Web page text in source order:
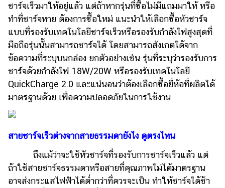
สูตร
อาหาร
ง่ายๆ
ช้อป
ปิ้ง
รถยนต์
การ
ตกแต่ง
มือ
ถือ
ชาร์จเร็วมาให้อยู่แล้ว แต่ถ้าหากรุ่นที่ซื้อไม่มีแถมมาให้ หรือ
ทำที่ชาร์จหาย ต้องการซื้อใหม่ แนะนำให้เลือกซื้อหัวชาร์จ
แบบที่รองรับเทคโนโลยีชาร์จเร็วหรือรองรับกำลังไฟสูงสุดที่
มือถือรุ่นนั้นสามารถชาร์จได้ โดยสามารถสังเกตได้จาก
ข้อความที่ระบุบนกล่อง ยกตัวอย่างเช่น รุ่นที่ระบุว่ารองรับการ
ชาร์จด้วยกำลังไฟ 18W/20W หรือรองรับเทคโนโลยี
QuickCharge 2.0 และแน่นอนว่าต้องเลือกซื้อยี่ห้อที่ผลิตได้
มาตรฐานด้วย เพื่อความปลอดภัยในการใช้งาน
สายชาร์จเร็วต่างจากสายธรรมดายังไง ดูตรงไหน
ถึงแม้ว่าจะใช้หัวชาร์จที่รองรับการชาร์จเร็วแล้ว แต่
ถ้าใช้สายชาร์จธรรมดาหรือสายที่คุณภาพไม่ได้มาตรฐาน
อาจส่งกระแสไฟฟ้าได้ต่ำกว่าที่ควรจะเป็น ทำให้ชาร์จได้ช้า